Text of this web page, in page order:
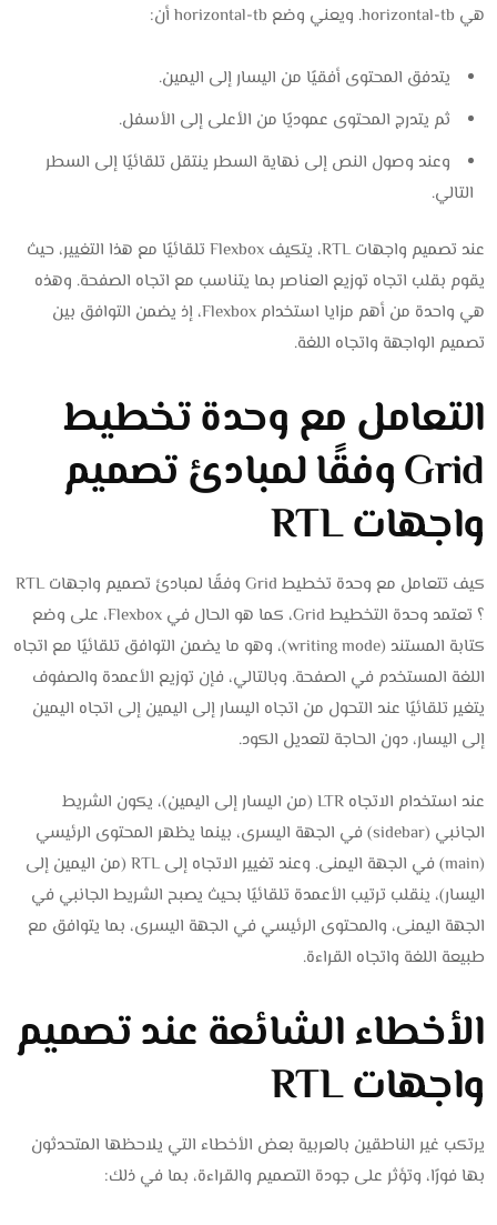
هي horizontal-tb. ويعني وضع horizontal-tb أن:
يتدفق المحتوى أفقيًا من اليسار إلى اليمين.
ثم يتدرج المحتوى عموديًا من الأعلى إلى الأسفل.
وعند وصول النص إلى نهاية السطر ينتقل تلقائيًا إلى السطر
التالي.
عند تصميم واجهات RTL، يتكيف Flexbox تلقائيًا مع هذا التغيير، حيث
يقوم بقلب اتجاه توزيع العناصر بما يتناسب مع اتجاه الصفحة. وهذه
هي واحدة من أهم مزايا استخدام Flexbox، إذ يضمن التوافق بين
تصميم الواجهة واتجاه اللغة.
التعامل مع وحدة تخطيط
Grid وفقًا لمبادئ تصميم
واجهات RTL
كيف تتعامل مع وحدة تخطيط Grid وفقًا لمبادئ تصميم واجهات RTL
؟ تعتمد وحدة التخطيط Grid، كما هو الحال في Flexbox، على وضع
كتابة المستند (writing mode)، وهو ما يضمن التوافق تلقائيًا مع اتجاه
اللغة المستخدم في الصفحة. وبالتالي، فإن توزيع الأعمدة والصفوف
يتغير تلقائيًا عند التحول من اتجاه اليسار إلى اليمين إلى اتجاه اليمين
إلى اليسار، دون الحاجة لتعديل الكود.
عند استخدام الاتجاه LTR (من اليسار إلى اليمين)، يكون الشريط
الجانبي (sidebar) في الجهة اليسرى، بينما يظهر المحتوى الرئيسي
(main) في الجهة اليمنى. وعند تغيير الاتجاه إلى RTL (من اليمين إلى
اليسار)، ينقلب ترتيب الأعمدة تلقائيًا بحيث يصبح الشريط الجانبي في
الجهة اليمنى، والمحتوى الرئيسي في الجهة اليسرى، بما يتوافق مع
طبيعة اللغة واتجاه القراءة.
الأخطاء الشائعة عند تصميم
واجهات RTL
يرتكب غير الناطقين بالعربية بعض الأخطاء التي يلاحظها المتحدثون
بها فورًا، وتؤثر على جودة التصميم والقراءة، بما في ذلك: